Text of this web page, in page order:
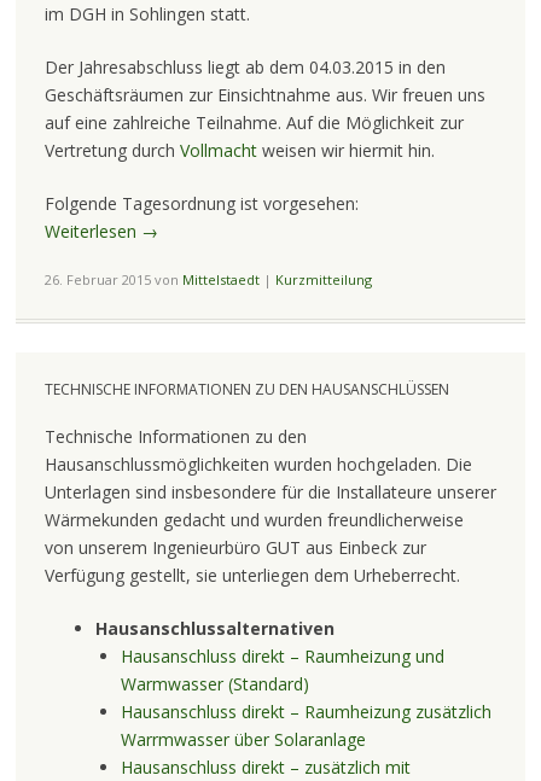
im DGH in Sohlingen statt.
Der Jahresabschluss liegt ab dem 04.03.2015 in den
Geschäftsräumen zur Einsichtnahme aus. Wir freuen uns
auf eine zahlreiche Teilnahme. Auf die Möglichkeit zur
Vertretung durch Vollmachtweisen wir hiermit hin.
Folgende Tagesordnung ist vorgesehen:
Weiterlesen →
26. Februar 2015von Mittelstaedt | Kurzmitteilung
TECHNISCHE INFORMATIONEN ZU DEN HAUSANSCHLÜSSEN
Technische Informationen zu den
Hausanschlussmöglichkeiten wurden hochgeladen. Die
Unterlagen sind insbesondere für die Installateure unserer
Wärmekunden gedacht und wurden freundlicherweise
von unserem Ingenieurbüro GUT aus Einbeck zur
Verfügung gestellt, sie unterliegen dem Urheberrecht.
Hausanschlussalternativen
Hausanschluss direkt – Raumheizung und
Warmwasser (Standard)
Hausanschluss direkt – Raumheizung zusätzlich
Warrmwasser über Solaranlage
Hausanschluss direkt – zusätzlich mit